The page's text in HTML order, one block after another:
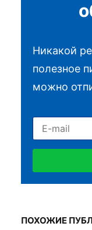
Никакой
полезное
можно
ПОХОЖИЕ